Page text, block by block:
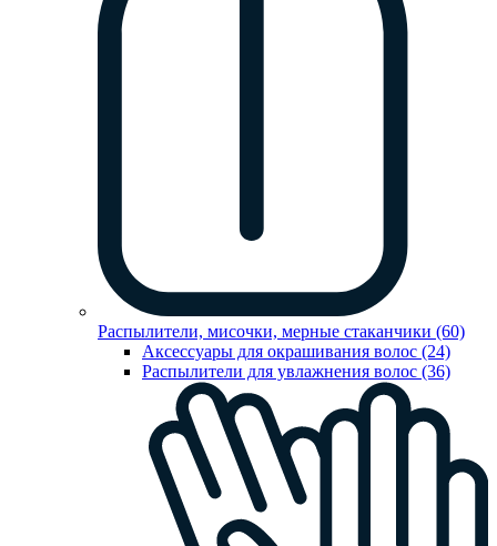
Распылители, мисочки, мерные стаканчики (60)
Аксессуары для окрашивания волос (24)
Распылители для увлажнения волос (36)